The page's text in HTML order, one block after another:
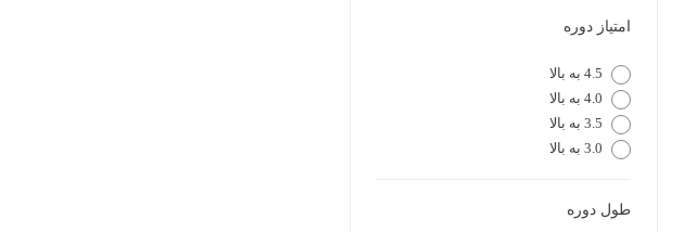
امتیاز دوره
4.5 به بالا
4.0 به بالا
3.5 به بالا
3.0 به بالا
طول دوره